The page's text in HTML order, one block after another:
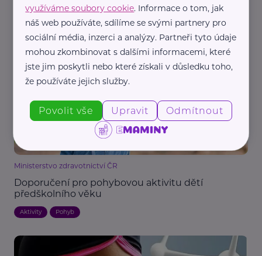
gesundheit.gv.at
Děti a pohyb
Aktivity Děti Pohyb
Ministerstvo zdravotnictví ČR
Doporučení pro pohybovou aktivitu dětí
předškolního věku
Aktivity Pohyb
využíváme soubory cookie. Informace o tom, jak
náš web používáte, sdílíme se svými partnery pro
sociální média, inzerci a analýzy. Partneři tyto údaje
mohou zkombinovat s dalšími informacemi, které
jste jim poskytli nebo které získali v důsledku toho,
že používáte jejich služby.
Povolit vše Upravit Odmítnout